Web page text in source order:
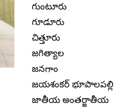
గుంటూరు
గూడూరు
చిత్తూరు
జగిత్యాల
జనగాం
జయశంకర్ భూపాలపల్లి
జాతీయ అంతర్జాతీయ